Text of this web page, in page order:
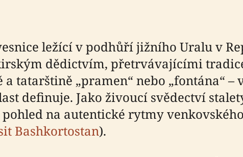
ležící v podhůří jižního Uralu v
dědictvím, přetrvávajícími
a tatarštině „pramen“ nebo „fontána“
definuje. Jako živoucí svědectví
na autentické rytmy
Bashkortostan).